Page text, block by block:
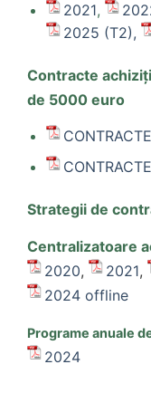
2021,
2025 (T2),
Contracte
de 5000 euro
Strategii de
Centralizatoare
2020, 2021,
2024 offline
Programe anuale
2024